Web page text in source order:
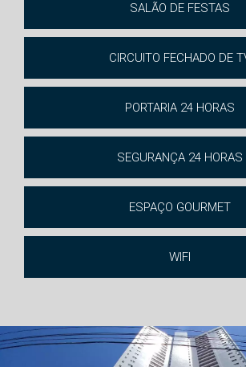
SALÃO DE FESTAS
CIRCUITO FECHADO DE
PORTARIA 24 HORAS
SEGURANÇA 24 HORAS
ESPAÇO GOURMET
WIFI